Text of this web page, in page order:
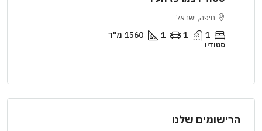
ירושלים, ישראל
2
1
1
2890 מ"ר
דירה
הרישומים שלנו